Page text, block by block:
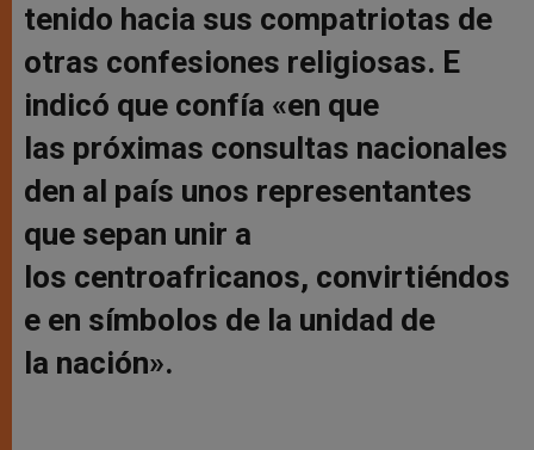
tenido hacia sus compatriotas de
otras confesiones religiosas. E
indicó que confía «en que
las próximas consultas nacionales
den al país unos representantes
que sepan unir a
los centroafricanos, convirtiéndos
e en símbolos de la unidad de
la nación».